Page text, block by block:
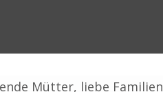
Mütter, liebe Familien